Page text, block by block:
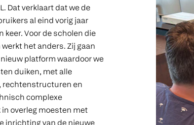
Dat verklaart dat we de
al eind vorig jaar
keer. Voor de scholen die
het anders. Zij gaan
platform waardoor we
duiken, met alle
rechtenstructuren en
complexe
overleg moesten met